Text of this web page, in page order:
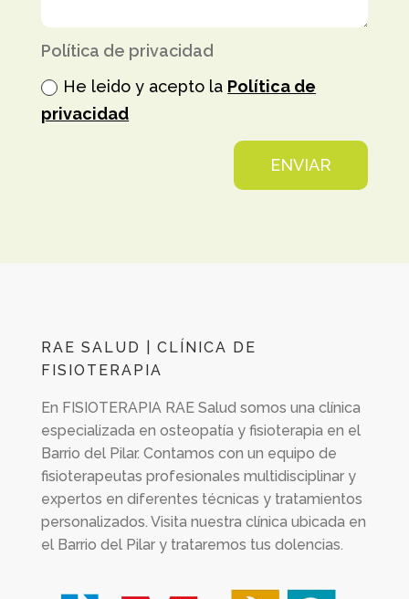
Política de privacidad
He leido y acepto la Política de
privacidad
ENVIAR
RAE SALUD | CLÍNICA DE
FISIOTERAPIA
En FISIOTERAPIA RAE Salud somos una clínica
especializada en osteopatía y fisioterapia en el
Barrio del Pilar. Contamos con un equipo de
fisioterapeutas profesionales multidisciplinar y
expertos en diferentes técnicas y tratamientos
personalizados. Visita nuestra clínica ubicada en
el Barrio del Pilar y trataremos tus dolencias.